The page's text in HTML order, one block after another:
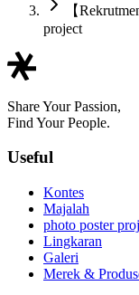
【
project
Share Your Passion,
Find Your People.
Useful
Kontes
Majalah
photo poster
Lingkaran
Galeri
Merek &